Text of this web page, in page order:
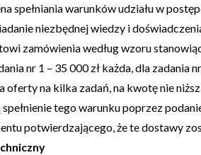
spełniania warunków udziału w
niezbędnej wiedzy i
zamówienia według wzoru
nr 1 – 35 000 zł każda, dla zadania
oferty na kilka zadań, na kwotę nie
tego warunku poprzez
potwierdzającego, że te dostawy